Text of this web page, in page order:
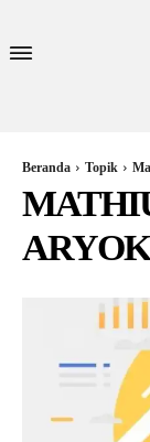
Beranda Topik